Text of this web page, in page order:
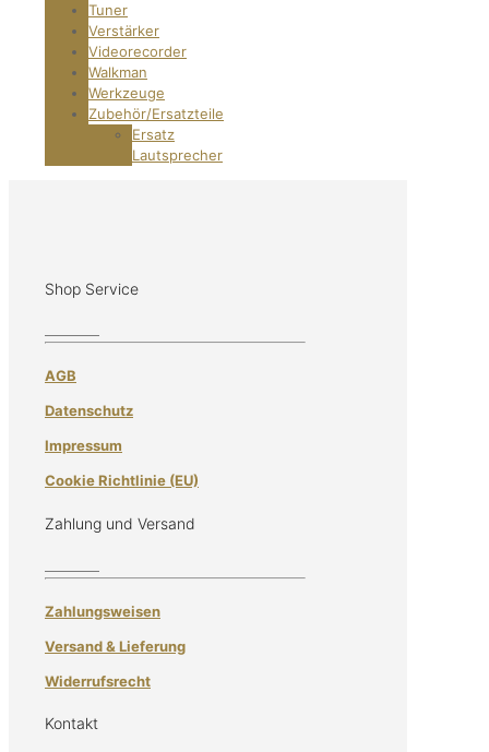
Tuner
Verstärker
Videorecorder
Walkman
Werkzeuge
Zubehör/Ersatzteile
Ersatz
Lautsprecher
Shop Service
AGB
Datenschutz
Impressum
Cookie Richtlinie (EU)
Zahlung und Versand
Zahlungsweisen
Versand & Lieferung
Widerrufsrecht
Kontakt